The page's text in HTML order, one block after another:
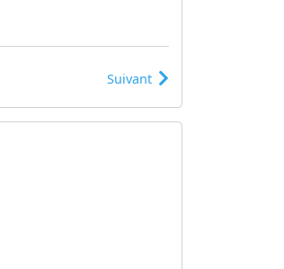
Suivant